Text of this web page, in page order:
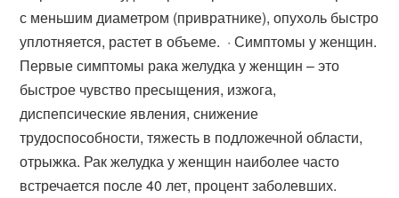
с меньшим диаметром (привратнике), опухоль быстро
уплотняется, растет в объеме. · Симптомы у женщин.
Первые симптомы рака желудка у женщин – это
быстрое чувство пресыщения, изжога,
диспепсические явления, снижение
трудоспособности, тяжесть в подложечной области,
отрыжка. Рак желудка у женщин наиболее часто
встречается после 40 лет, процент заболевших.